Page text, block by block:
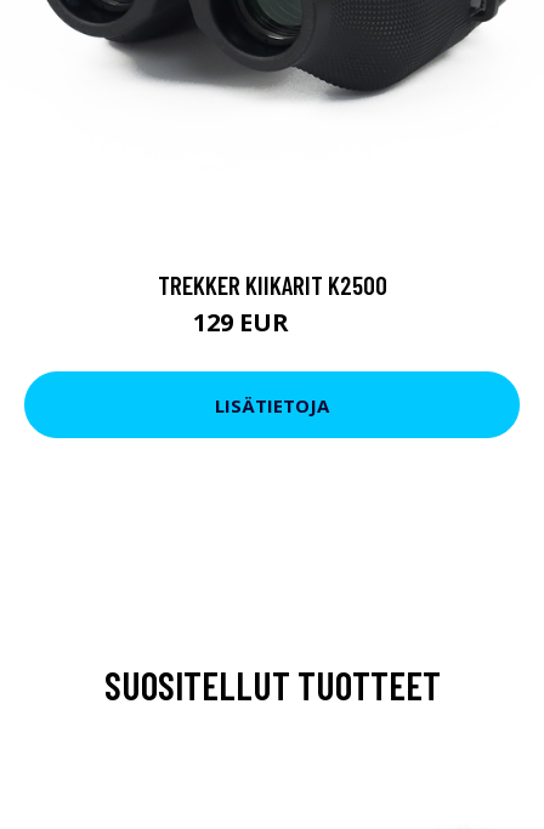
TREKKER KIIKARIT K2500
129 EUR
LISÄTIETOJA
SUOSITELLUT TUOTTEET